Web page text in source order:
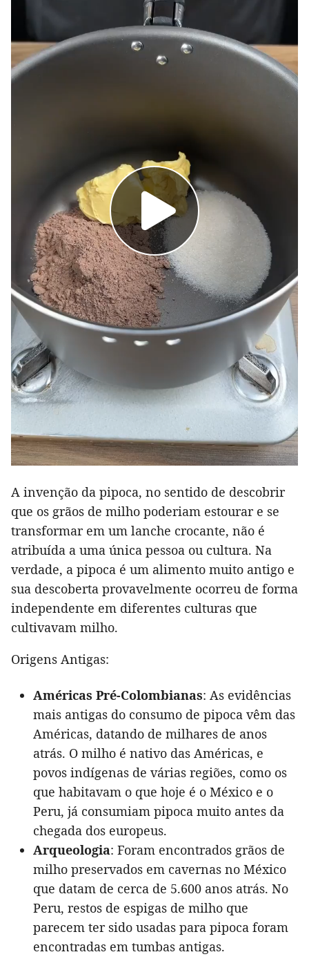
A invenção da pipoca, no sentido de descobrir
que os grãos de milho poderiam estourar e se
transformar em um lanche crocante, não é
atribuída a uma única pessoa ou cultura. Na
verdade, a pipoca é um alimento muito antigo e
sua descoberta provavelmente ocorreu de forma
independente em diferentes culturas que
cultivavam milho.
Origens Antigas:
Américas Pré-Colombianas: As evidências
mais antigas do consumo de pipoca vêm das
Américas, datando de milhares de anos
atrás. O milho é nativo das Américas, e
povos indígenas de várias regiões, como os
que habitavam o que hoje é o México e o
Peru, já consumiam pipoca muito antes da
chegada dos europeus.
Arqueologia: Foram encontrados grãos de
milho preservados em cavernas no México
que datam de cerca de 5.600 anos atrás. No
Peru, restos de espigas de milho que
parecem ter sido usadas para pipoca foram
encontradas em tumbas antigas.